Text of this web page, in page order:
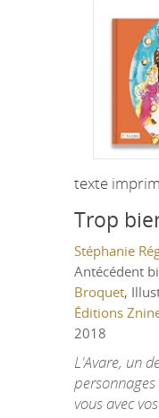
texte
Trop
Stéphanie
Antécédent
Broquet,
Éditions
2018
L'Avare, un
vous avec